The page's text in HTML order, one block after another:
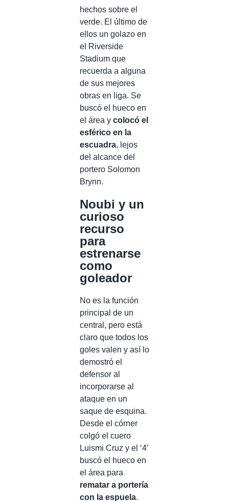
hechos sobre el
verde. El último de
ellos un golazo en
el Riverside
Stadium que
recuerda a alguna
de sus mejores
obras en liga. Se
buscó el hueco en
el área y colocó el
esférico en la
escuadra, lejos
del alcance del
portero Solomon
Brynn.
Noubi y un
curioso
recurso
para
estrenarse
como
goleador
No es la función
principal de un
central, pero está
claro que todos los
goles valen y así lo
demostró el
defensor al
incorporarse al
ataque en un
saque de esquina.
Desde el córner
colgó el cuero
Luismi Cruz y el ‘4’
buscó el hueco en
el área para
rematar a portería
con la espuela.